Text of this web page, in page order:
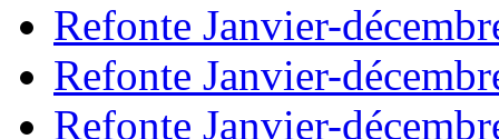
Refonte Janvier-
Refonte Janvier-
Refonte Janvier-